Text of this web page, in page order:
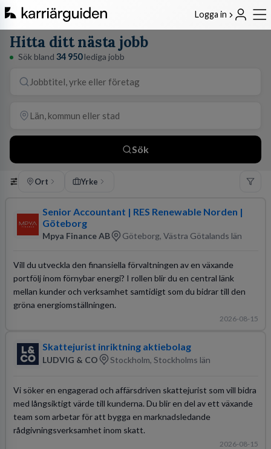
Logga in
Hitta ditt nästa jobb
Sök bland 34 950lediga jobb
Sök
Ort Yrke
Senior Accountant | RES Renewable Norden |
Göteborg
Mpya Finance AB Göteborg, Västra Götalands län
Vill du utveckla den finansiella förvaltningen av en växande
portfölj inom förnybar energi? I rollen blir du en central länk
mellan kunder och verksamhet samtidigt som du bidrar till den
gröna energiomställningen.
2026-08-15
Skattejurist inriktning aktiebolag
LUDVIG & CO Stockholm, Stockholms län
Vi söker en engagerad och affärsdriven skattejurist som vill bidra
med långsiktigt värde till kunderna. Du blir en del av ett växande
team som arbetar för att bygga en marknadsledande
rådgivningsverksamhet inom skatt.
2026-08-15